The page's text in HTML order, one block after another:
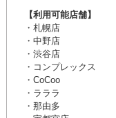
【利用可能店舗】
・札幌店
・中野店
・渋谷店
・コンプレックス
・CoCoo
・ラララ
・那由多